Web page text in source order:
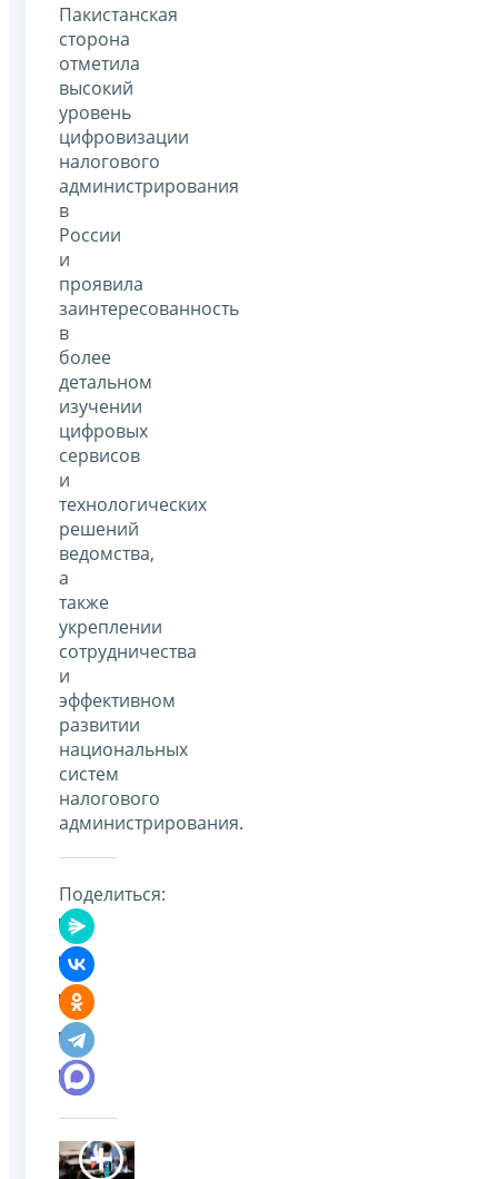
Пакистанская
сторона
отметила
высокий
уровень
цифровизации
налогового
администрирования
в
России
и
проявила
заинтересованность
в
более
детальном
изучении
цифровых
сервисов
и
технологических
решений
ведомства,
а
также
укреплении
сотрудничества
и
эффективном
развитии
национальных
систем
налогового
администрирования.
Поделиться: